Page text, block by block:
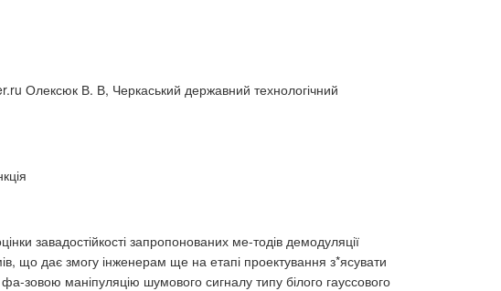
Олексюк В. В, Черкаський державний технологічний
завадостійкості запропонованих ме-тодів демодуляції
що дає змогу інженерам ще на етапі проектування з*ясувати
зовою маніпуляцію шумового сигналу типу білого гауссового